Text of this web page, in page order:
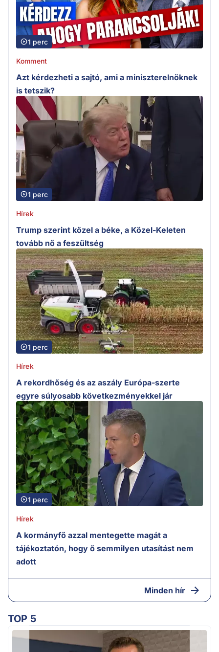
1 perc
Komment
Azt kérdezheti a sajtó, ami a miniszterelnöknek
is tetszik?
1 perc
Hírek
Trump szerint közel a béke, a Közel-Keleten
tovább nő a feszültség
1 perc
Hírek
A rekordhőség és az aszály Európa-szerte
egyre súlyosabb következményekkel jár
1 perc
Hírek
A kormányfő azzal mentegette magát a
tájékoztatón, hogy ő semmilyen utasítást nem
adott
Minden hír
TOP 5